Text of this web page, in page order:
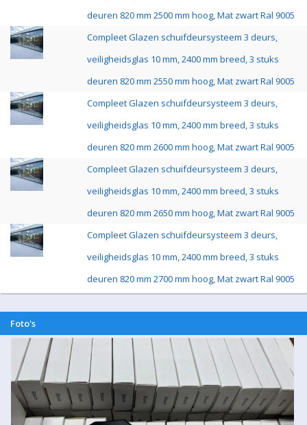
deuren 820 mm 2500 mm hoog, Mat zwart Ral 9005
Compleet Glazen schuifdeursysteem 3 deurs,
veiligheidsglas 10 mm, 2400 mm breed, 3 stuks
deuren 820 mm 2550 mm hoog, Mat zwart Ral 9005
Compleet Glazen schuifdeursysteem 3 deurs,
veiligheidsglas 10 mm, 2400 mm breed, 3 stuks
deuren 820 mm 2600 mm hoog, Mat zwart Ral 9005
Compleet Glazen schuifdeursysteem 3 deurs,
veiligheidsglas 10 mm, 2400 mm breed, 3 stuks
deuren 820 mm 2650 mm hoog, Mat zwart Ral 9005
Compleet Glazen schuifdeursysteem 3 deurs,
veiligheidsglas 10 mm, 2400 mm breed, 3 stuks
deuren 820 mm 2700 mm hoog, Mat zwart Ral 9005
Foto's